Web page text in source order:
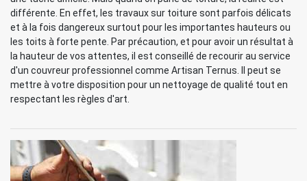
différente. En effet, les travaux sur toiture sont parfois délicats
et à la fois dangereux surtout pour les importantes hauteurs ou
les toits à forte pente. Par précaution, et pour avoir un résultat à
la hauteur de vos attentes, il est conseillé de recourir au service
d'un couvreur professionnel comme Artisan Ternus. Il peut se
mettre à votre disposition pour un nettoyage de qualité tout en
respectant les règles d'art.